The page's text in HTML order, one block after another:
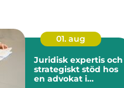
01. aug
Juridisk expertis och
strategiskt stöd hos
en advokat i